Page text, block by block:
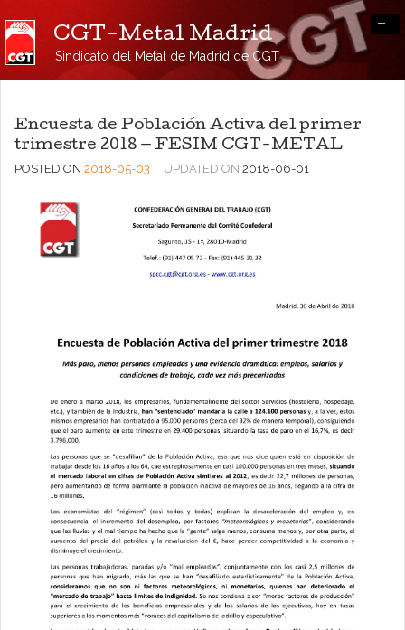
CGT-Metal Madrid
Sindicato del Metal de Madrid de CGT
-
Encuesta de Población Activa del primer
trimestre 2018 — FESIM CGT-METAL
POSTED ON 2018-05-03 UPDATED ON 2018-06-01